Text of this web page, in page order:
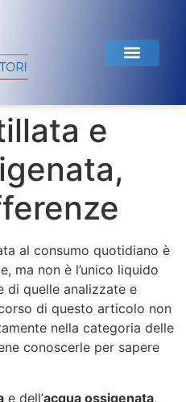
e
al consumo quotidiano è
ma non è l’unico liquido
di quelle analizzate e
di questo articolo non
nella categoria delle
conoscerle per sapere
e dell’acqua ossigenata,